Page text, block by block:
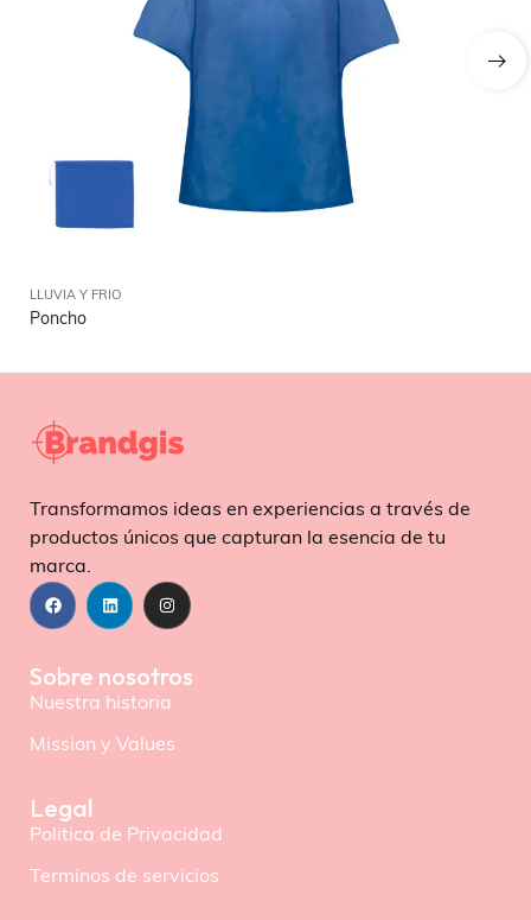
LLUVIA Y FRIO
Poncho
Transformamos ideas en experiencias a través de
productos únicos que capturan la esencia de tu
marca.
Sobre nosotros
Nuestra historia
Mission y Values
Legal
Politica de Privacidad
Terminos de servicios